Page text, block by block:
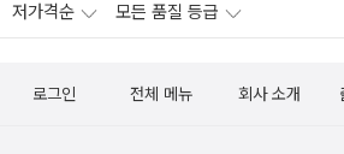
저가격순 모든 품질 등급
로그인 전체 메뉴 회사 소개